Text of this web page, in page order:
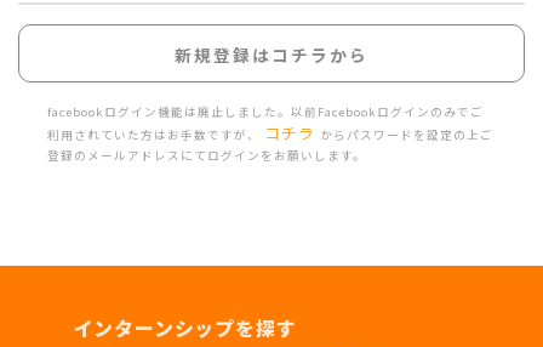
新規登録はコチラから
facebookログイン機能は廃止しました。以前Facebookログインのみでご
利用されていた方はお手数ですが、
コチラ からパスワードを設定の上ご
登録のメールアドレスにてログインをお願いします。
インターンシップを探す